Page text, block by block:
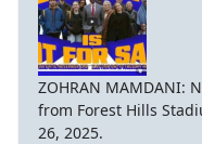
ZOHRAN MAMDANI:
from Forest Hills
26, 2025.